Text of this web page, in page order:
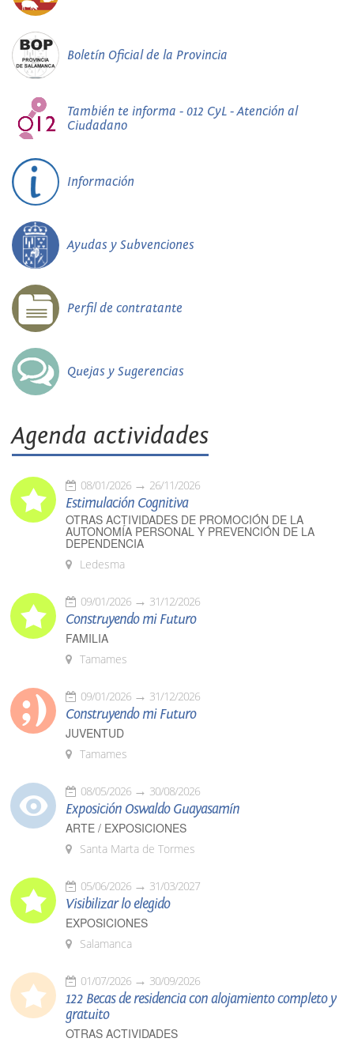
Boletín Oficial de la Provincia
También te informa - 012 CyL - Atención al
Ciudadano
Información
Ayudas y Subvenciones
Perfil de contratante
Quejas y Sugerencias
Agenda actividades
08/01/2026 26/11/2026
Estimulación Cognitiva
OTRAS ACTIVIDADES DE PROMOCIÓN DE LA
AUTONOMÍA PERSONAL Y PREVENCIÓN DE LA
DEPENDENCIA
Ledesma
09/01/2026 31/12/2026
Construyendo mi Futuro
FAMILIA
Tamames
09/01/2026 31/12/2026
Construyendo mi Futuro
JUVENTUD
Tamames
08/05/2026 30/08/2026
Exposición Oswaldo Guayasamín
ARTE / EXPOSICIONES
Santa Marta de Tormes
05/06/2026 31/03/2027
Visibilizar lo elegido
EXPOSICIONES
Salamanca
01/07/2026 30/09/2026
122 Becas de residencia con alojamiento completo y
gratuito
OTRAS ACTIVIDADES